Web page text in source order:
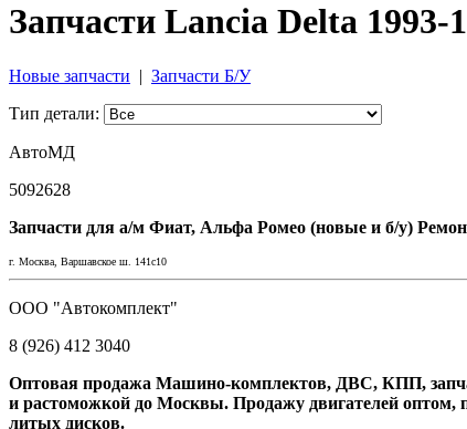
Запчасти Lancia Delta 1993-
Новые запчасти | Запчасти Б/У
Тип детали:
АвтоМД
5092628
Запчасти для а/м Фиат, Альфа Ромео (новые и б/у)
г. Москва, Варшавское ш. 141с10
ООО "Автокомплект"
8 (926) 412 3040
Оптовая продажа Машино-комплектов, ДВС, КПП,
и растоможкой до Москвы. Продажу двигателей
литых дисков.